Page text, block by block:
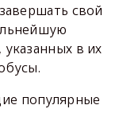
свой
в их
популярные